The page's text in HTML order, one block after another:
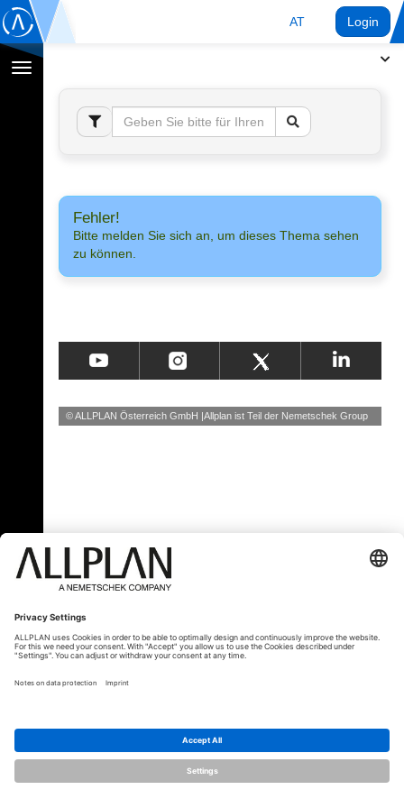
AT Login
Navigation
umschalten
Fehler!
Bitte melden Sie sich an, um dieses Thema sehen
zu können.
© ALLPLAN Österreich GmbH Allplan ist Teil der Nemetschek Group